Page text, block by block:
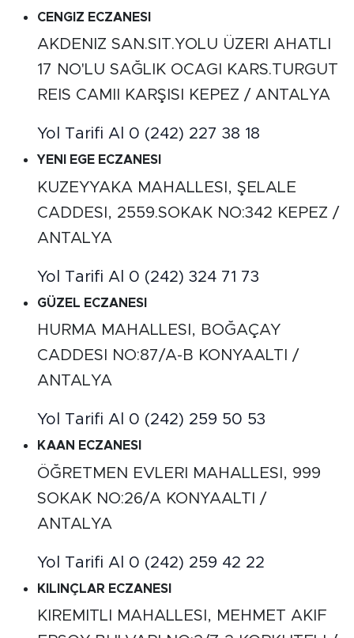
CENGIZ ECZANESI
AKDENIZ SAN.SIT.YOLU ÜZERI AHATLI
17 NO'LU SAĞLIK OCAGI KARS.TURGUT
REIS CAMII KARŞISI KEPEZ / ANTALYA
Yol Tarifi Al 0 (242) 227 38 18
YENI EGE ECZANESI
KUZEYYAKA MAHALLESI, ŞELALE
CADDESI, 2559.SOKAK NO:342 KEPEZ /
ANTALYA
Yol Tarifi Al 0 (242) 324 71 73
GÜZEL ECZANESI
HURMA MAHALLESI, BOĞAÇAY
CADDESI NO:87/A-B KONYAALTI /
ANTALYA
Yol Tarifi Al 0 (242) 259 50 53
KAAN ECZANESI
ÖĞRETMEN EVLERI MAHALLESI, 999
SOKAK NO:26/A KONYAALTI /
ANTALYA
Yol Tarifi Al 0 (242) 259 42 22
KILINÇLAR ECZANESI
KIREMITLI MAHALLESI, MEHMET AKIF